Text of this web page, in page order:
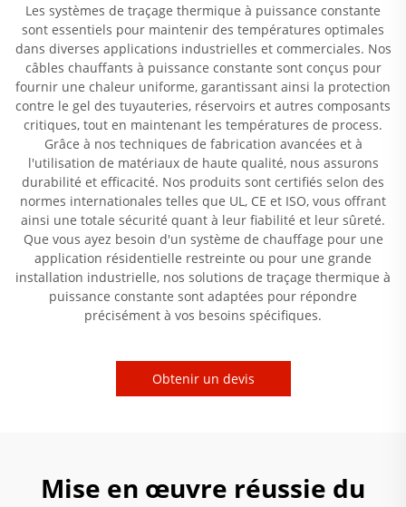
Les systèmes de traçage thermique à puissance constante
sont essentiels pour maintenir des températures optimales
dans diverses applications industrielles et commerciales. Nos
câbles chauffants à puissance constante sont conçus pour
fournir une chaleur uniforme, garantissant ainsi la protection
contre le gel des tuyauteries, réservoirs et autres composants
critiques, tout en maintenant les températures de process.
Grâce à nos techniques de fabrication avancées et à
l'utilisation de matériaux de haute qualité, nous assurons
durabilité et efficacité. Nos produits sont certifiés selon des
normes internationales telles que UL, CE et ISO, vous offrant
ainsi une totale sécurité quant à leur fiabilité et leur sûreté.
Que vous ayez besoin d'un système de chauffage pour une
application résidentielle restreinte ou pour une grande
installation industrielle, nos solutions de traçage thermique à
puissance constante sont adaptées pour répondre
précisément à vos besoins spécifiques.
Obtenir un devis
Mise en œuvre réussie du